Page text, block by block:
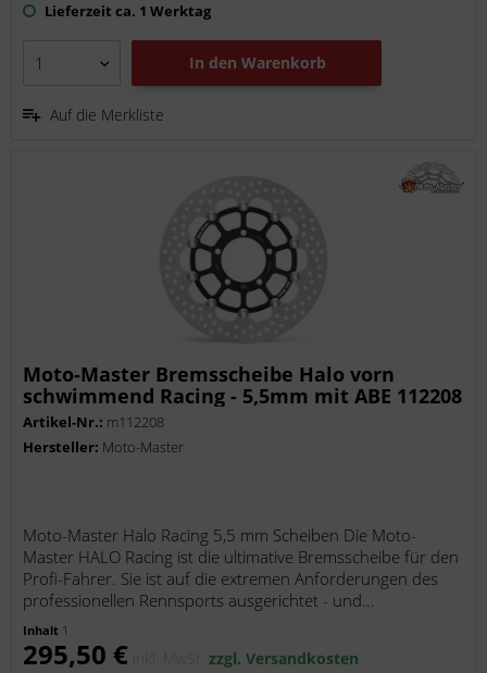
Lieferzeit ca. 1 Werktag
In den Warenkorb
Auf die Merkliste
Moto-Master Bremsscheibe Halo vorn
schwimmend Racing - 5,5mm mit ABE 112208
Artikel-Nr.: m112208
Hersteller: Moto-Master
Moto-Master Halo Racing 5,5 mm Scheiben Die Moto-
Master HALO Racing ist die ultimative Bremsscheibe für den
Profi-Fahrer. Sie ist auf die extremen Anforderungen des
professionellen Rennsports ausgerichtet - und...
Inhalt 1
295,50 € inkl. MwSt.zzgl. Versandkosten